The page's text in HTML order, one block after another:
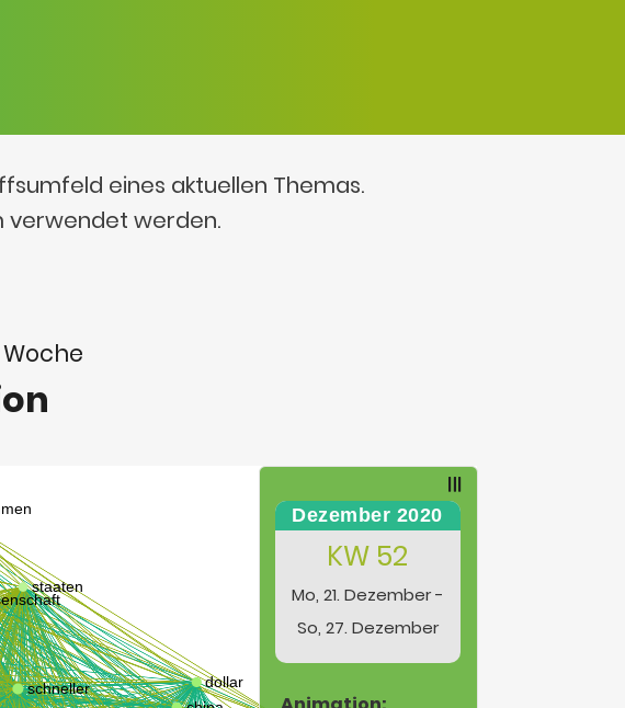
eines aktuellen Themas.
verwendet werden.
Dezember 2020
KW 52
Mo, 21. Dezember -
So, 27. Dezember